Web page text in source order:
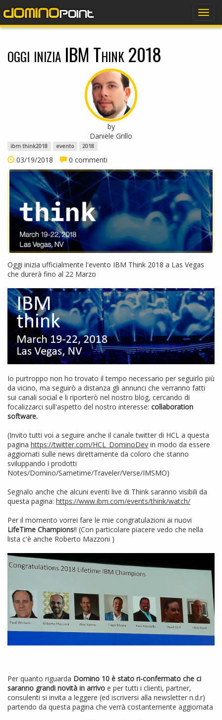
oggi inizia IBM Think 2018
by
Daniele Grillo
ibm think2018 evento 2018
03/19/2018 0 commenti
Oggi inizia ufficialmente l'evento IBM Think 2018 a Las Vegas
che durerà fino al 22 Marzo
Io purtroppo non ho trovato il tempo necessario per seguirlo più
da vicino, ma seguirò a distanza gli annunci che verranno fatti
sui canali social e li riporterò nel nostro blog, cercando di
focalizzarci sull'aspetto del nostro interesse: collaboration
software.
(Invito tutti voi a seguire anche il canale twitter di HCL a questa
pagina https://twitter.com/HCL_DominoDev in modo da essere
aggiornati sulle news direttamente da coloro che stanno
sviluppando i prodotti
Notes/Domino/Sametime/Traveler/Verse/IMSMO)
Segnalo anche che alcuni eventi live di Think saranno visibili da
questa pagina: https://www.ibm.com/events/think/watch/
Per il momento vorrei fare le mie congratulazioni ai nuovi
LifeTime Champions!! (Con particolare piacere vedo che nella
lista c'è anche Roberto Mazzoni )
Per quanto riguarda Domino 10 è stato ri-confermato che ci
saranno grandi novità in arrivo e per tutti i clienti, partner,
consulenti si invita a leggere (ed iscriversi alla newsletter n.d.r)
partendo da questa pagina che verrà costantemente aggiornata